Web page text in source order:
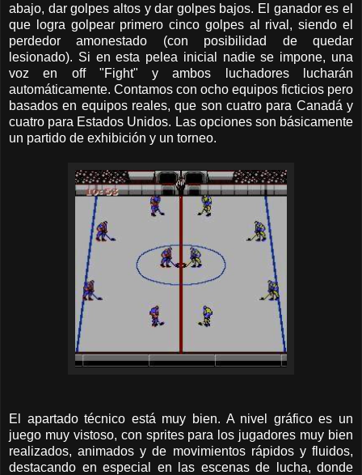
abajo, dar golpes altos y dar golpes bajos. El ganador es el
que logra golpear primero cinco golpes al rival, siendo el
perdedor amonestado (con posibilidad de quedar
lesionado). Si en esta pelea inicial nadie se impone, una
voz en off "Fight" y ambos luchadores lucharán
automáticamente. Contamos con ocho equipos ficticios pero
basados en equipos reales, que son cuatro para Canadá y
cuatro para Estados Unidos. Las opciones son básicamente
un partido de exhibición y un torneo.
El apartado técnico está muy bien. A nivel gráfico es un
juego muy vistoso, con sprites para los jugadores muy bien
realizados, animados y de movimientos rápidos y fluidos,
destacando en especial en las escenas de lucha, donde